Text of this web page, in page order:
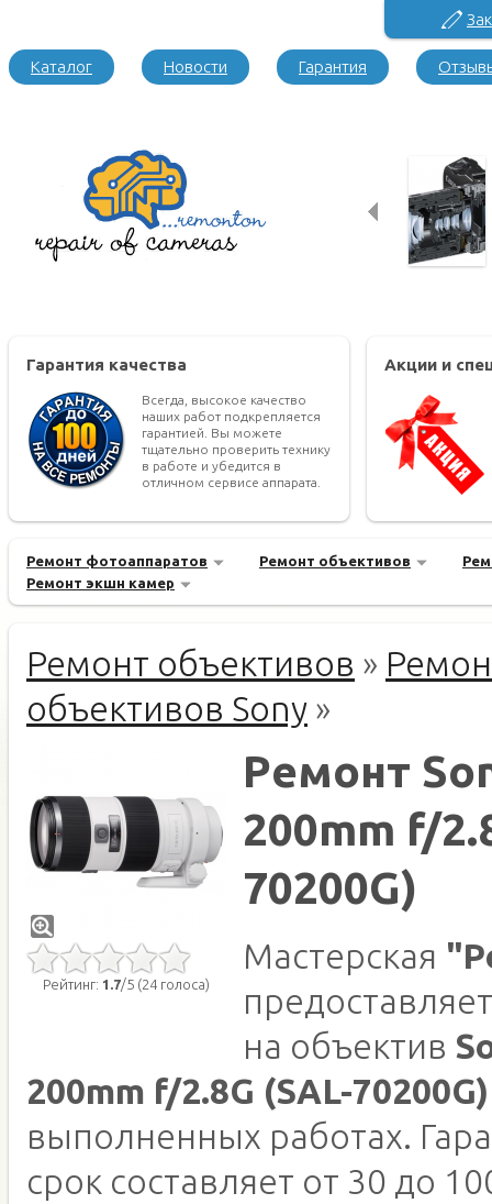
Каталог Новости Гарантия
Гарантия качества
Всегда, высокое качество
наших работ подкрепляется
гарантией. Вы можете
тщательно проверить технику
в работе и убедится в
отличном сервисе аппарата.
Акции и
Ремонт фотоаппаратов Ремонт объективов
Ремонт экшн камер
Ремонт объективов »
объективов Sony »
Рейтинг: 1.7/5 (24 голоса)
Ремонт
200mm f/
70200G)
Мастерская
на объектив
200mm f/2.8G (SAL-70200G)
выполненных работах.
срок составляет от 30 до